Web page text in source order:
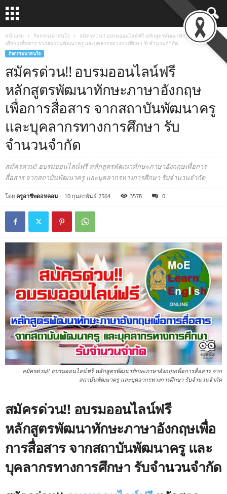
หน้าแรก กิจกรรมน่าสนใจ
สมัครด่วน!! อบรมออนไลน์ฟรี หลักสูตรพัฒนาทักษะภาษาอังกฤษ
เพื่อการสื่อสาร จากสถาบันพัฒนาครู และบุคลากรทางการศึกษา รับจำนวนจำกัด
กิจกรรมน่าสนใจ
สมัครด่วน!! อบรมออนไลน์ฟรี
หลักสูตรพัฒนาทักษะภาษาอังกฤษ
เพื่อการสื่อสาร จากสถาบันพัฒนาครู
และบุคลากรทางการศึกษา รับ
จำนวนจำกัด
สมัครด่วน!! อบรมออนไลน์ฟรี หลักสูตรพัฒนาทักษะภาษาอังกฤษเพื่อการ
สื่อสาร จากสถาบันพัฒนาครู และบุคลากรทางการศึกษา รับจำนวนจำกัด
โดย ครูอาชีพดอทคอม - 10 กุมภาพันธ์ 2564 3578 0
สมัครด่วน!! อบรมออนไลน์ฟรี หลักสูตรพัฒนาทักษะภาษาอังกฤษเพื่อการสื่อสาร จาก
สถาบันพัฒนาครู และบุคลากรทางการศึกษา รับจำนวนจำกัด
สมัครด่วน!! อบรมออนไลน์ฟรี
หลักสูตรพัฒนาทักษะภาษาอังกฤษเพื่อ
การสื่อสาร จากสถาบันพัฒนาครู และ
บุคลากรทางการศึกษา รับจำนวนจำกัด